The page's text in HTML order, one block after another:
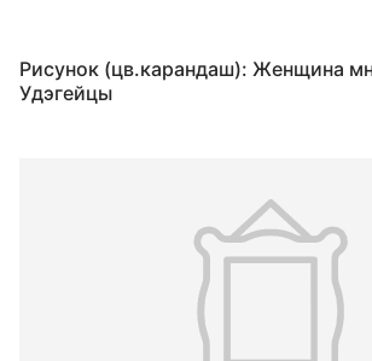
Рисунок (цв.карандаш): Женщина
Удэгейцы